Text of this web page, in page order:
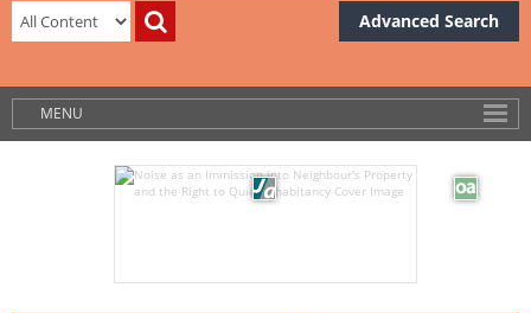
Advanced Search
MENU